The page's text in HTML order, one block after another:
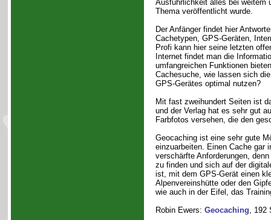
Ausführlichkeit alles bei weitem
Thema veröffentlicht wurde.
Der Anfänger findet hier
Cachetypen, GPS-Geräten,
Profi kann hier seine letzten
Internet findet man die
umfangreichen Funktionen
Cachesuche, wie lassen sich
GPS-Gerätes optimal nutzen?
Mit fast zweihundert Seiten ist
und der Verlag hat es sehr gut
Farbfotos versehen, die den
Geocaching ist eine sehr gute
einzuarbeiten. Einen Cache gar
verschärfte Anforderungen,
zu finden und sich auf der
ist, mit dem GPS-Gerät einen
Alpenvereinshütte oder den
wie auch in der Eifel, das
Robin Ewers: Geocaching, 192